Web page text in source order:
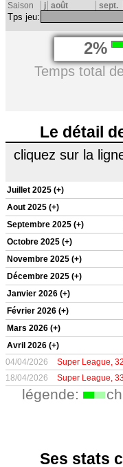
Saison j août sept.
Tps jeu:
2%
Temps total
Le détail
cliquez sur la
Juillet 2025 (+)
Aout 2025 (+)
Septembre 2025 (+)
Octobre 2025 (+)
Novembre 2025 (+)
Décembre 2025 (+)
Janvier 2026 (+)
Février 2026 (+)
Mars 2026 (+)
Avril 2026 (+)
04/04/2026 Super League,
18/04/2026
Super League,
légende:
Ses stats